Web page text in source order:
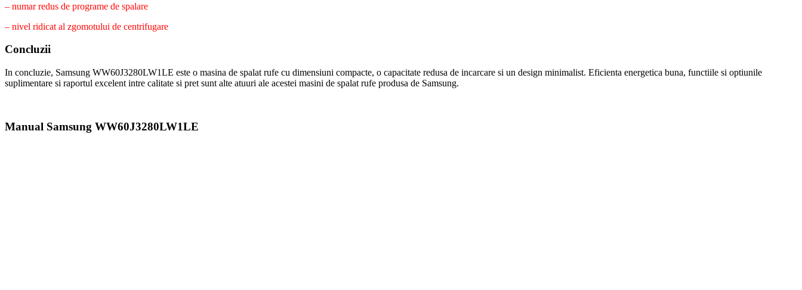
– numar redus de programe de spalare
– nivel ridicat al zgomotului de centrifugare
Concluzii
In concluzie, Samsung WW60J3280LW1LE este o masina de spalat rufe cu dimensiuni compacte, o capacitate redusa de incarcare si un design minimalist. Eficienta energetica buna, functiile si optiunile
suplimentare si raportul excelent intre calitate si pret sunt alte atuuri ale acestei masini de spalat rufe produsa de Samsung.
Manual Samsung WW60J3280LW1LE